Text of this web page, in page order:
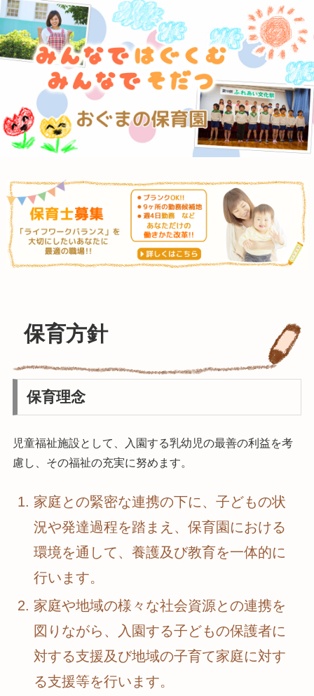
保育方針
保育理念
児童福祉施設として、入園する乳幼児の最善の利益を考
慮し、その福祉の充実に努めます。
家庭との緊密な連携の下に、子どもの状
況や発達過程を踏まえ、保育園における
環境を通して、養護及び教育を一体的に
行います。
家庭や地域の様々な社会資源との連携を
図りながら、入園する子どもの保護者に
対する支援及び地域の子育て家庭に対す
る支援等を行います。